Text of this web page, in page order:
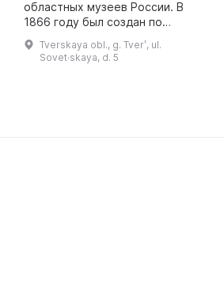
областных музеев России. В
1866 году был создан по
инициативе Тверского
губернского статистического
комитета под руководством
Tverskaya obl., g. Tverʹ, ul.
Sovet·skaya, d. 5